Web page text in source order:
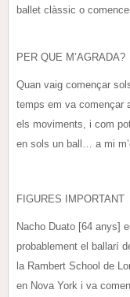
ballet clàssic o
PER QUE M’AGRADA?
Quan vaig començar
temps em va començar
els moviments, i com
en sols un ball… a mi
FIGURES IMPORTANT
Nacho Duato [64 anys]
probablement el ballarí
la Rambert School de
en Nova York i va